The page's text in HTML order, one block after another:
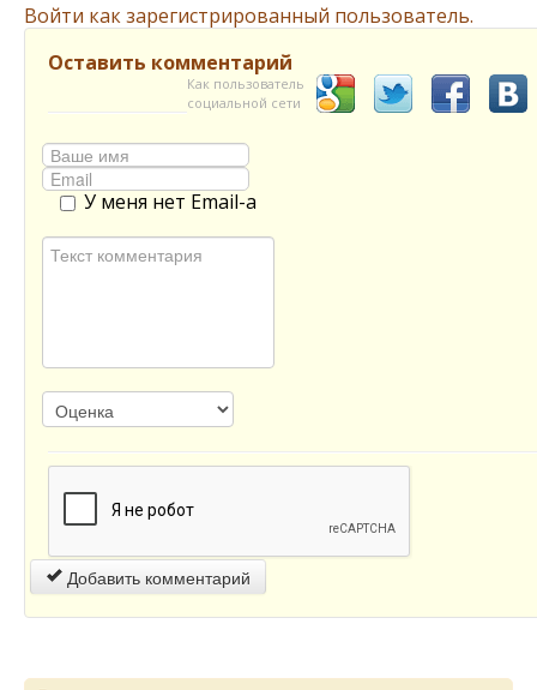
Войти как зарегистрированный пользователь.
Оставить комментарий
Как пользователь
социальной сети
У меня нет Email-а
Добавить комментарий